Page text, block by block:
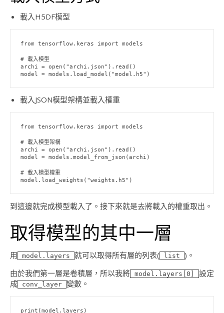
載入H5DF模型
from tensorflow.keras import models
# 載入模型
archi = open("archi.json").read()
model = models.load_model("model.h5")
載入JSON模型架構並載入權重
from tensorflow.keras import models
# 載入模型架構
archi = open("archi.json").read()
model = models.model_from_json(archi)
# 載入模型權重
model.load_weights("weights.h5")
到這邊就完成模型載入了。接下來就是去將載入的權重取出。
取得模型的其中一層
用 model.layers 就可以取得所有層的列表( list
)。
由於我們第一層是卷積層，所以我將 model.layers[0]
設定
成
conv_layer 變數。
print(model.layers)